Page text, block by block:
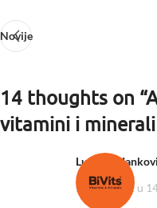
Novije
14 thoughts on “
vitamini i
Ludwika
29/11/2022 u